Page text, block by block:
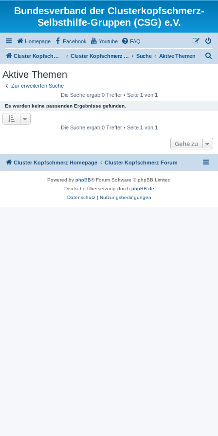
Bundesverband der Clusterkopfschmerz-
Selbsthilfe-Gruppen (CSG) e.V.
Homepage Facebook Youtube FAQ
Cluster Kopfschmerz Homepage Cluster Kopfschmerz Forum Suche Aktive Themen
Aktive Themen
Zur erweiterten Suche
Die Suche ergab 0 Treffer • Seite 1 von 1
Es wurden keine passenden Ergebnisse gefunden.
Die Suche ergab 0 Treffer • Seite 1 von 1
Gehe zu
Cluster Kopfschmerz Homepage Cluster Kopfschmerz Forum
Powered by phpBB® Forum Software © phpBB Limited
Deutsche Übersetzung durch phpBB.de
Datenschutz| Nutzungsbedingungen